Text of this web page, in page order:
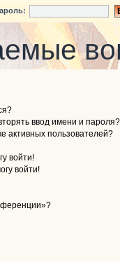
ввод имени и пароля?
активных пользователей?
войти!
войти!